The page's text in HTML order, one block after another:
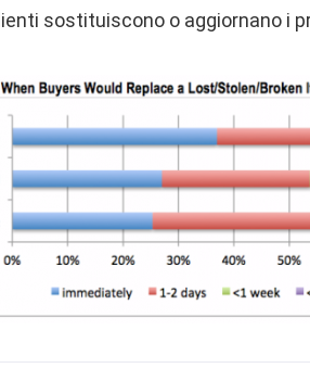
sostituiscono o aggiornano i